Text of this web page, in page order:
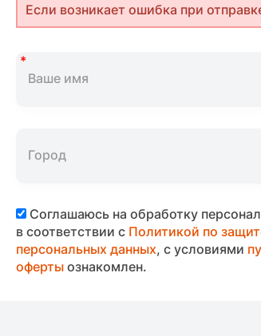
Если возникает ошибка при
Соглашаюсь на обработку
в соответствии с Политикой по
персональных данных, с условиями
офертыознакомлен.